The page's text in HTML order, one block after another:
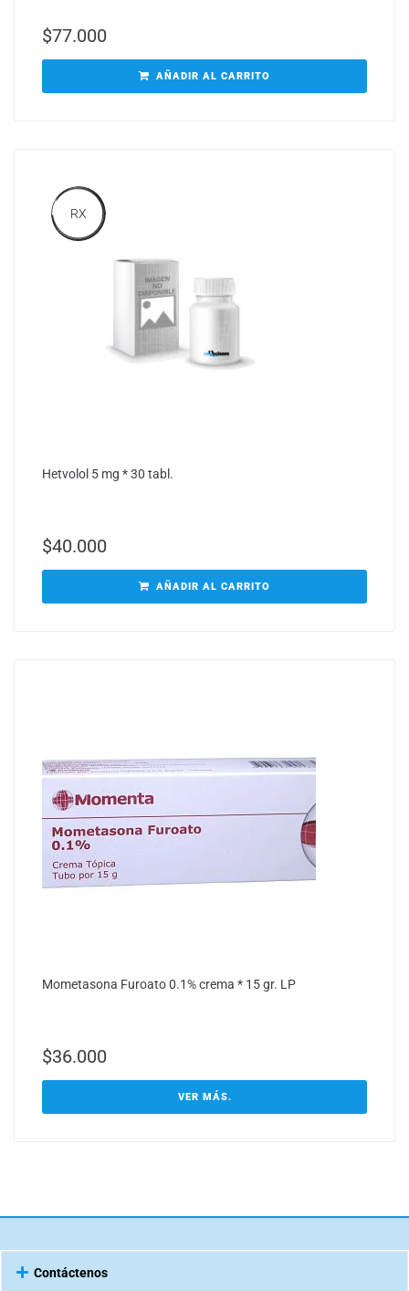
$77.000
AÑADIR AL CARRITO
RX
Hetvolol 5 mg * 30 tabl.
$40.000
AÑADIR AL CARRITO
Mometasona Furoato 0.1% crema * 15 gr. LP
$36.000
VER MÁS.
Contáctenos